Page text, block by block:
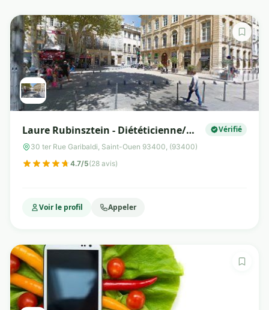
Laure Rubinsztein - Diététicienne/
Nutritionniste
Vérifié
30 ter Rue Garibaldi, Saint-Ouen 93400, (93400)
4.7/5(28 avis)
Voir le profil Appeler